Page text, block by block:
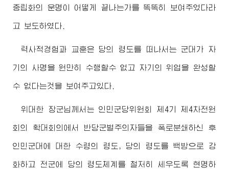
중립화의 운명이 어떻게 끝나는가를 똑똑히 보여주었다라
고 보도하였다.
력사적경험과 교훈은 당의 령도를 떠나서는 군대가 자
기의 사명을 원만히 수행할수 없고 자기의 위업을 완성할
수 없다는것을 보여주고있다.
위대한 장군님 께서는 인민군당위원회 제4기 제4차전원
회의 확대회의에서 반당군벌주의자들을 폭로분쇄하신 후
인민군대에 대한 수령의 령도, 당의 령도를 백방으로 강
화하고 전군에 당의 령도체계를 철저히 세우도록 현명하